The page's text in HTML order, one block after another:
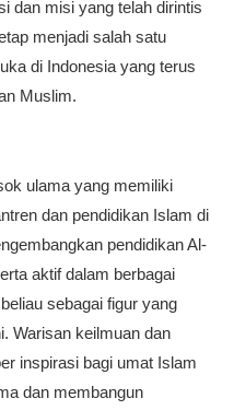
dan misi yang telah dirintis
menjadi salah satu
di Indonesia yang terus
Muslim.
ulama yang memiliki
dan pendidikan Islam di
pendidikan Al-
aktif dalam berbagai
sebagai figur yang
Warisan keilmuan dan
inspirasi bagi umat Islam
dan membangun